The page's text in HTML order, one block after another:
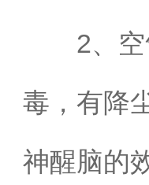
2、空气
毒，有降
神醒脑的